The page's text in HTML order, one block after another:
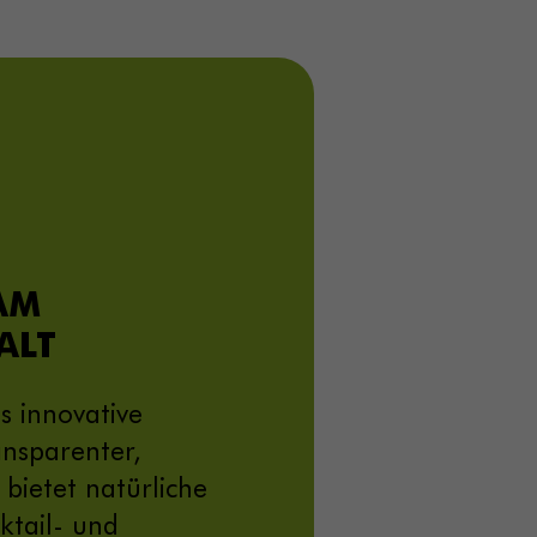
innovative
bietet natürliche
und